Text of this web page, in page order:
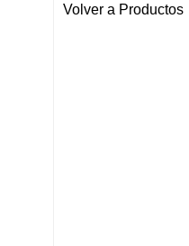
Volver a Productos